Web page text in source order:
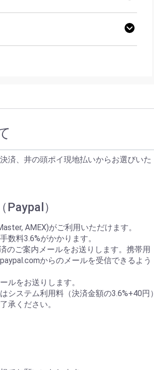
済、井の頭ポイ現地払いからお選びいた
）
AMEX)がご利用いただけます。
数料3.6%がかかります。
のご案内メールをお送りします。携帯用
からのメールを受信できるよう
ルをお送りします。
システム利用料（決済金額の3.6%+40円）
承ください。